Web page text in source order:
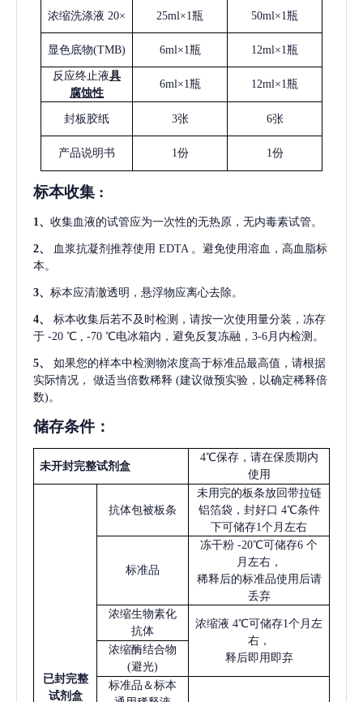
浓缩洗涤液 20× 25ml×1瓶 50ml×1瓶
显色底物(TMB) 6ml×1瓶 12ml×1瓶
反应终止液具
腐蚀性
6ml×1瓶 12ml×1瓶
封板胶纸 3张 6张
产品说明书 1份 1份
标本收集 :
1、 收集血液的试管应为一次性的无热原，无内毒素试管。
2、 血浆抗凝剂推荐使用 EDTA 。避免使用溶血，高血脂标
本。
3、 标本应清澈透明，悬浮物应离心去除。
4、
标本收集后若不及时检测，请按一次使用量分装，冻存
于 -20 ℃ , -70 ℃电冰箱内，避免反复冻融，3-6月内检测。
5、
如果您的样本中检测物浓度高于标准品最高值，请根据
实际情况，
做适当倍数稀释 (建议做预实验，以确定稀释倍
数)。
储存条件：
未开封完整试剂盒
4℃保存，请在保质期内
使用
已封完整
试剂盒
抗体包被板条
未用完的板条放回带拉链
铝箔袋，封好口 4℃条件
下可储存1个月左右
标准品
冻干粉 -20℃可储存6 个
月左右，
稀释后的标准品使用后请
丢弃
浓缩生物素化
抗体
浓缩液 4℃可储存1个月左
右，
释后即用即弃
浓缩酶结合物
(避光)
标准品＆标本